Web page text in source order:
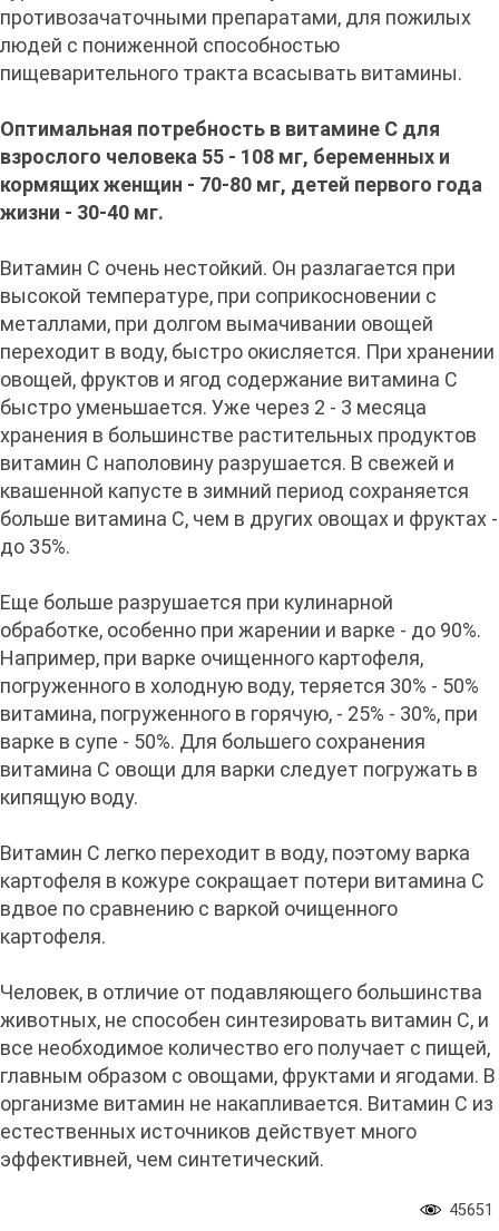
противозачаточными препаратами, для пожилых
людей с пониженной способностью
пищеварительного тракта всасывать витамины.
Оптимальная потребность в витамине С для
взрослого человека 55 - 108 мг, беременных и
кормящих женщин - 70-80 мг, детей первого года
жизни - 30-40 мг.
Витамин С очень нестойкий. Он разлагается при
высокой температуре, при соприкосновении с
металлами, при долгом вымачивании овощей
переходит в воду, быстро окисляется. При хранении
овощей, фруктов и ягод содержание витамина C
быстро уменьшается. Уже через 2 - 3 месяца
хранения в большинстве растительных продуктов
витамин С наполовину разрушается. В свежей и
квашенной капусте в зимний период сохраняется
больше витамина С, чем в других овощах и фруктах -
до 35%.
Еще больше разрушается при кулинарной
обработке, особенно при жарении и варке - до 90%.
Например, при варке очищенного картофеля,
погруженного в холодную воду, теряется 30% - 50%
витамина, погруженного в горячую, - 25% - 30%, при
варке в супе - 50%. Для большего сохранения
витамина С овощи для варки следует погружать в
кипящую воду.
Витамин С легко переходит в воду, поэтому варка
картофеля в кожуре сокращает потери витамина С
вдвое по сравнению с варкой очищенного
картофеля.
Человек, в отличие от подавляющего большинства
животных, не способен синтезировать витамин С, и
все необходимое количество его получает с пищей,
главным образом с овощами, фруктами и ягодами. В
организме витамин не накапливается. Витамин С из
естественных источников действует много
эффективней, чем синтетический.
45651